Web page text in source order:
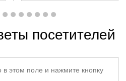
посетителей